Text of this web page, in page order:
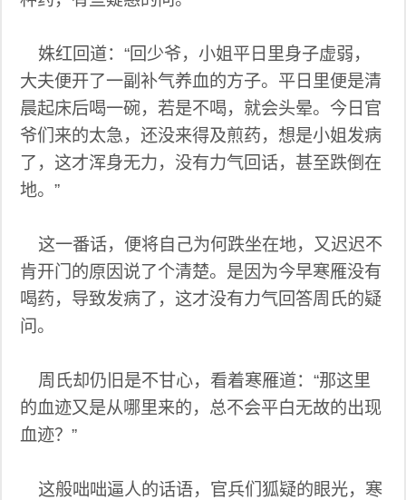
姝红回道：“回少爷，小姐平日里身子虚弱，
大夫便开了一副补气养血的方子。平日里便是清
晨起床后喝一碗，若是不喝，就会头晕。今日官
爷们来的太急，还没来得及煎药，想是小姐发病
了，这才浑身无力，没有力气回话，甚至跌倒在
地。”
这一番话，便将自己为何跌坐在地，又迟迟不
肯开门的原因说了个清楚。是因为今早寒雁没有
喝药，导致发病了，这才没有力气回答周氏的疑
问。
周氏却仍旧是不甘心，看着寒雁道：“那这里
的血迹又是从哪里来的，总不会平白无故的出现
血迹？”
这般咄咄逼人的话语，官兵们狐疑的眼光，寒